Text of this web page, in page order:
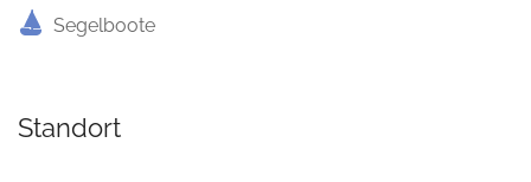
Segelboote
Standort